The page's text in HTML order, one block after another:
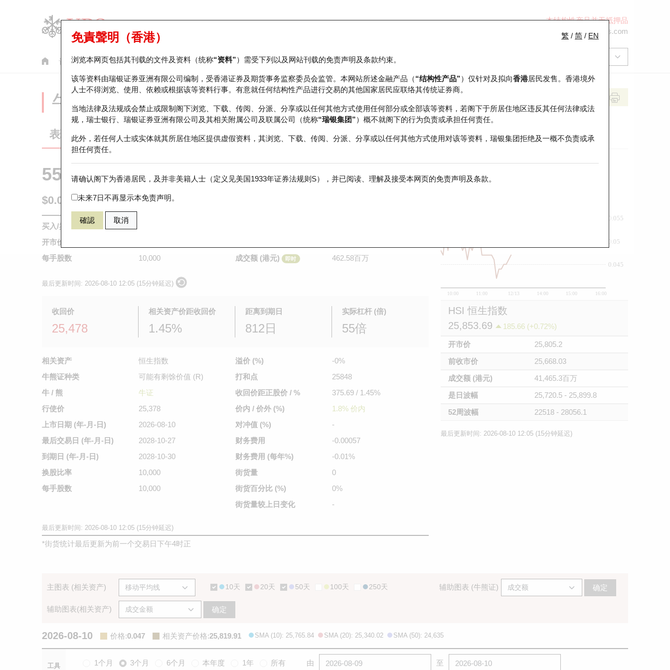
本结构性产品并无抵押品
ol-hkwarrants@ubs.com
认股证 牛熊证 美股指数产品 轮证市场统计 正股数据及市场统计 瑞银轮证教室
繁 / 简 / EN
免責聲明（香港）
浏览本网页包括其刊载的文件及资料（统称“资料”）需受下列以及网站刊载的免责声明及条款约束。
该等资料由瑞银证券亚洲有限公司编制，受香港证券及期货事务监察委员会监管。本网站所述金融产品（“结构性产品”）仅针对及拟向香港居民发售。香港境外
人士不得浏览、使用、依赖或根据该等资料行事。有意就任何结构性产品进行交易的其他国家居民应联络其传统证券商。
当地法律及法规或会禁止或限制阁下浏览、下载、传阅、分派、分享或以任何其他方式使用任何部分或全部该等资料，若阁下于所居住地区违反其任何法律或法
规，瑞士银行、瑞银证券亚洲有限公司及其相关附属公司及联属公司（统称“瑞银集团”）概不就阁下的行为负责或承担任何责任。
此外，若任何人士或实体就其所居住地区提供虚假资料，其浏览、下载、传阅、分派、分享或以任何其他方式使用对该等资料，瑞银集团拒绝及一概不负责或承
担任何责任。
请确认阁下为香港居民，及并非美籍人士（定义见美国1933年证券法规则S），并已阅读、理解及接受本网页的免责声明及条款。
未来7日不再显示本免责声明。
確認 取消
牛熊证分析仪
表现 街货统计 比较
55819 瑞银牛证 HSI 恒生指数
$0.047 即时
买入/卖出价
开市价
每手股数
10,000
成交额 (港元)
即时 462.58百万
最后更新时间: 2026-08-10 12:05 (15分钟延迟)
收回价
25,478
相关资产价距收回价
1.45%
距离到期日
812日
实际杠杆 (倍)
55倍
相关资产
恒生指数
牛熊证种类
可能有剩馀价值 (R)
牛 / 熊
牛证
行使价
25,378
上市日期 (年-月-日)
2026-08-10
最后交易日 (年-月-日)
2028-10-27
到期日 (年-月-日)
2028-10-30
换股比率
10,000
每手股数
10,000
溢价 (%)
-0%
打和点
25848
收回价距正股价 / %
375.69 / 1.45%
价内 / 价外 (%)
1.8% 价内
对冲值 (%)
-
财务费用
-0.00057
财务费用 (每年%)
-0.01%
街货量
0
街货百分比 (%)
0%
街货量较 上日变化 -
最后更新时间: 2026-08-10 12:05 (15分钟延迟)
*街货统计最后更新为前一个交易日下午4时正
10:00 11:00 12/13 14:00 15:00 16:00
0.045
0.05
0.055
HSI 恒生指数
25,853.69
185.66 (+0.72%)
开市价
25,805.2
前收市价
25,668.03
成交额 (港元)
41,465.3百万
是日波幅
25,720.5 - 25,899.8
52周波幅
22518 - 28056.1
最后更新时间: 2026-08-10 12:05 (15分钟延迟)
主图表 (相关资产) 10天 20天 50天 100天 250天 辅助图表 (牛熊证) 确定
辅助图表(相关资产) 确定
2026-08-10 价格:0.047 相关资产价格:25,819.91 SMA (10): 25,765.84 SMA (20): 25,340.02 SMA (50): 24,635
工具 1个月 3个月 6个月 本年度 1年 所有 由 至